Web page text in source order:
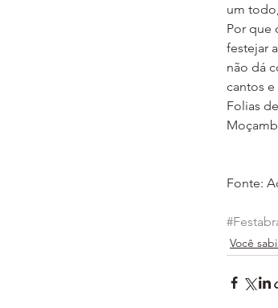
um
Por que
festejar
não dá
cantos
Folias
Fonte:
Você